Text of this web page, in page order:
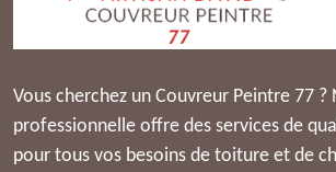
Vous cherchez un Couvreur Peintre 77
professionnelle offre des services de
pour tous vos besoins de toiture et de